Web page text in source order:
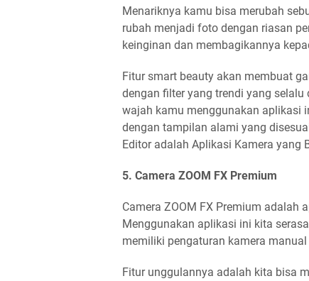
Menariknya kamu bisa merubah
rubah menjadi foto dengan riasan
keinginan dan membagikannya
Fitur smart beauty akan membuat
dengan filter yang trendi yang selalu
wajah kamu menggunakan aplikasi
dengan tampilan alami yang
Editor adalah Aplikasi Kamera yang
5. Camera ZOOM FX Premium
Camera ZOOM FX Premium adalah
Menggunakan aplikasi ini kita
memiliki pengaturan kamera
Fitur unggulannya adalah kita bisa